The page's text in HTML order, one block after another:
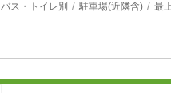
バス・トイレ別 駐車場(近隣含) 最